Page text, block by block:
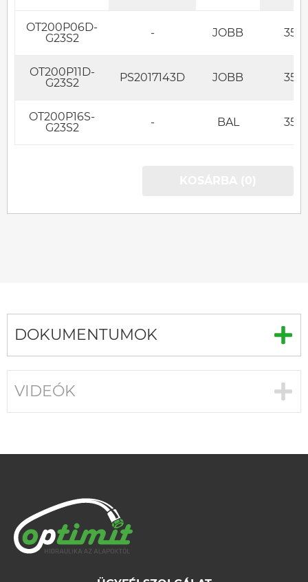
OT200P06D-
G23S2
- JOBB
OT200P11D-
G23S2
PS2017143D JOBB
OT200P16S-
G23S2
- BAL
DOKUMENTUMOK
VIDEÓK